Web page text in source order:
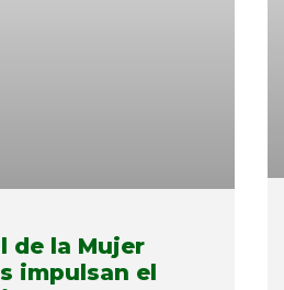
de la Mujer
impulsan el